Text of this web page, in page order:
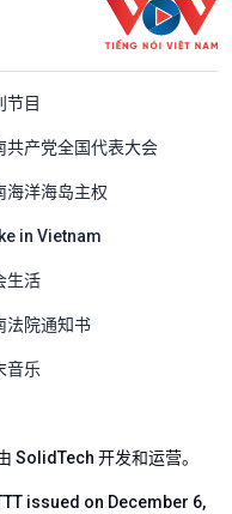
Quốc
节目
共产党全国代表大会
海洋海岛主权
in Vietnam
生活
法院通知书
音乐
SolidTech 开发和运营。
issued on December 6,